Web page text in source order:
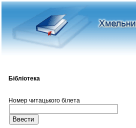
Бібліотека
Номер читацького білета